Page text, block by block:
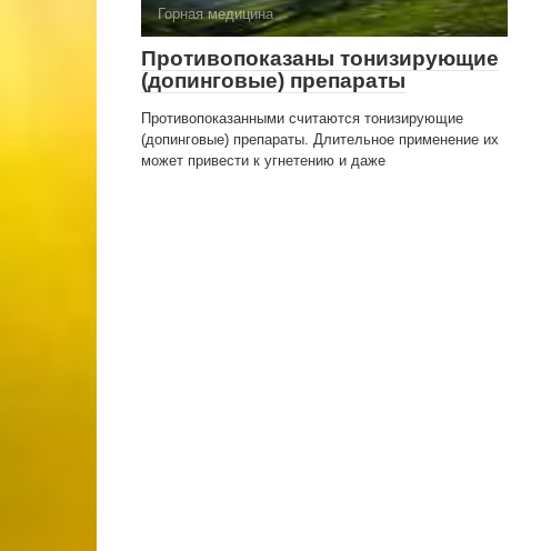
Горная медицина
Противопоказаны тонизирующие
(допинговые) препараты
Противопоказанными считаются тонизирующие
(допинговые) препараты. Длительное применение их
может привести к угнетению и даже